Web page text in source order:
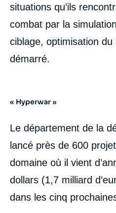
situations qu’ils
combat par la
ciblage, optimisation
démarré.
« Hyperwar »
Le département de la
lancé près de 600
domaine où il vient
dollars (1,7 milliard
dans les cinq